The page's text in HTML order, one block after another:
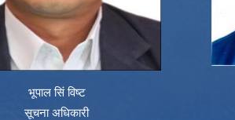
भूपाल सिं विष्ट
सूचना अधिकारी